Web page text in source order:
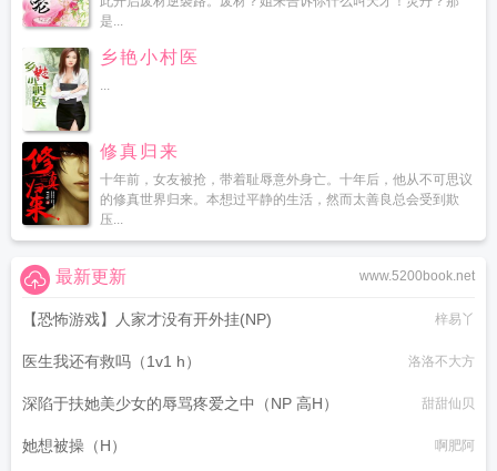
是...
乡艳小村医
...
修真归来
十年前，女友被抢，带着耻辱意外身亡。十年后，他从不可思议
的修真世界归来。本想过平静的生活，然而太善良总会受到欺
压...
www.5200book.net
最新更新
【恐怖游戏】人家才没有开外挂(NP) 梓易丫
医生我还有救吗（1v1 h） 洛洛不大方
深陷于扶她美少女的辱骂疼爱之中（NP 高H） 甜甜仙贝
她想被操（H） 啊肥阿